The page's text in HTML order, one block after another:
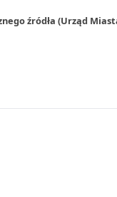
źródła (Urząd